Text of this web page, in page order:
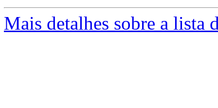
Mais detalhes sobre a lista